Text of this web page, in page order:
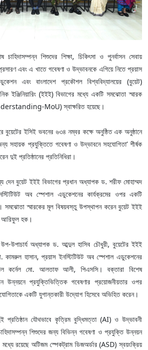
চাহিদাসম্পন্ন শিশুদের শিক্ষা, চিকিৎসা ও পুনর্বাসন সেবায়
এবং এ খাতে গবেষণা ও উদ্ভাবনকে এগিয়ে নিতে প্রয়াস
এবং বাংলাদেশ প্রকৌশল বিশ্ববিদ্যালয়ের (বুয়েট)
ইঞ্জিনিয়ারিং (ইইই) বিভাগের মধ্যে একটি সমঝোতা স্মারক
MoU) স্বাক্ষরিত হয়েছে।
ইসিই ভবনের ৬৩৪ নম্বর কক্ষে অনুষ্ঠিত এক অনুষ্ঠানে
সহায়ক প্রযুক্তিতে গবেষণা ও উদ্ভাবনে সহযোগিতা’ শীর্ষক
দুই প্রতিষ্ঠানের প্রতিনিধিরা।
দেন বুয়েট ইইই বিভাগের প্রধান অধ্যাপক ড. শরীফ মোহাম্মদ
অব স্পেশাল এডুকেশনের কার্যক্রমের ওপর একটি
সমঝোতা স্মারকের মূল বিষয়বস্তু উপস্থাপন করেন বুয়েট ইইই
আরিফুল হক।
উপাচার্য অধ্যাপক ড. আব্দুল হাসিব চৌধুরী, বুয়েটের ইইই
হাসান, প্রয়াস ইনস্টিটিউট অব স্পেশাল এডুকেশনের
কর্নেল মো. আলতাফ আলী, পিএসসি। বক্তারা বিশেষ
উন্নয়নে প্রযুক্তিভিত্তিক গবেষণার প্রয়োজনীয়তার ওপর
একটি যুগান্তকারী উদ্যোগ হিসেবে অভিহিত করেন।
প্রতিষ্ঠান যৌথভাবে কৃত্রিম বুদ্ধিমত্তা (AI) ও উদ্ভাবনী
শিশুদের জন্য বিভিন্ন গবেষণা ও প্রযুক্তি উন্নয়ন
মধ্যে রয়েছে অটিজম স্পেকট্রাম ডিজঅর্ডার (ASD) স্বয়ংক্রিয়